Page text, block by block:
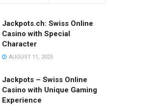
Jackpots.ch: Swiss Online
Casino with Special
Character
AUGUST 11, 2025
Jackpots – Swiss Online
Casino with Unique Gaming
Experience